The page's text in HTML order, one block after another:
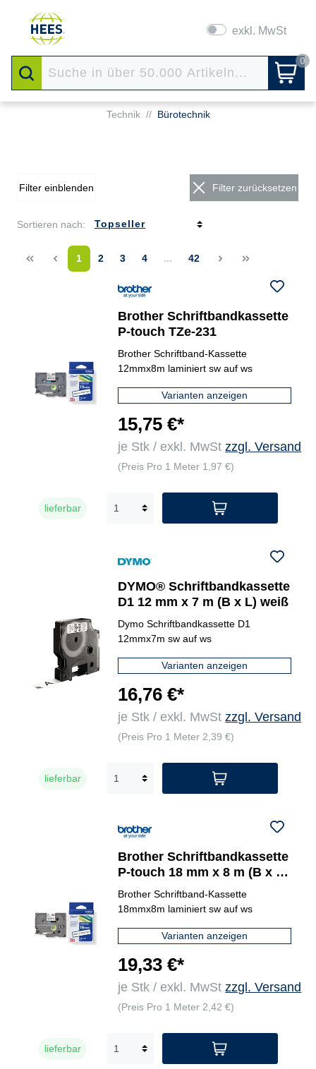
exkl. MwSt
0
Technik // Bürotechnik
Filter einblenden Filter zurücksetzen
Sortieren nach:
<< < 1 2 3 4 ... 42 > >>
Brother Schriftbandkassette
P-touch TZe-231
Brother Schriftband-Kassette
12mmx8m laminiert sw auf ws
Varianten anzeigen
15,75 €*
je Stk / exkl. MwStzzgl. Versand
(Preis Pro 1 Meter 1,97 €)
lieferbar
DYMO® Schriftbandkassette
D1 12 mm x 7 m (B x L) weiß
Dymo Schriftbandkassette D1
12mmx7m sw auf ws
Varianten anzeigen
16,76 €*
je Stk / exkl. MwStzzgl. Versand
(Preis Pro 1 Meter 2,39 €)
lieferbar
Brother Schriftbandkassette
P-touch 18 mm x 8 m (B x L)
TZe-241
Brother Schriftband-Kassette
18mmx8m laminiert sw auf ws
Varianten anzeigen
19,33 €*
je Stk / exkl. MwStzzgl. Versand
(Preis Pro 1 Meter 2,42 €)
lieferbar